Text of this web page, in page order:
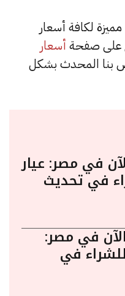
تغطية مميزة لكافة أسعار
على صفحة أسعار
بنا المحدث بشكل
في مصر: عيار
للشراء في تحديث
في مصر:
عيار 24 يسجل 6745 للشراء في